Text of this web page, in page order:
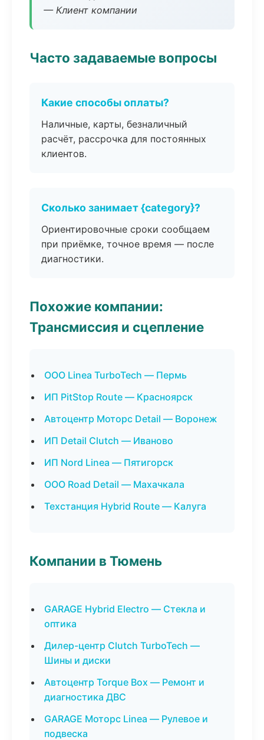
— Клиент компании
Часто задаваемые вопросы
Какие способы оплаты?
Наличные, карты, безналичный
расчёт, рассрочка для постоянных
клиентов.
Сколько занимает {category}?
Ориентировочные сроки сообщаем
при приёмке, точное время — после
диагностики.
Похожие компании:
Трансмиссия и сцепление
ООО Linea TurboTech — Пермь
ИП PitStop Route — Красноярск
Автоцентр Моторс Detail — Воронеж
ИП Detail Clutch — Иваново
ИП Nord Linea — Пятигорск
ООО Road Detail — Махачкала
Техстанция Hybrid Route — Калуга
Компании в Тюмень
GARAGE Hybrid Electro — Стекла и
оптика
Дилер-центр Clutch TurboTech —
Шины и диски
Автоцентр Torque Box — Ремонт и
диагностика ДВС
GARAGE Моторс Linea — Рулевое и
подвеска